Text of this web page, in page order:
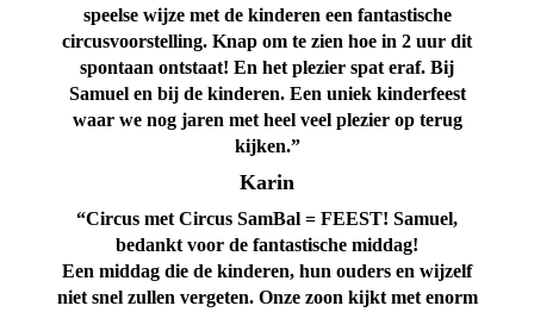
speelse wijze met de kinderen een fantastische
circusvoorstelling. Knap om te zien hoe in 2 uur dit
spontaan ontstaat! En het plezier spat eraf. Bij
Samuel en bij de kinderen. Een uniek kinderfeest
waar we nog jaren met heel veel plezier op terug
kijken.”
Karin
“Circus met Circus SamBal = FEEST! Samuel,
bedankt voor de fantastische middag!
Een middag die de kinderen, hun ouders en wijzelf
niet snel zullen vergeten. Onze zoon kijkt met enorm